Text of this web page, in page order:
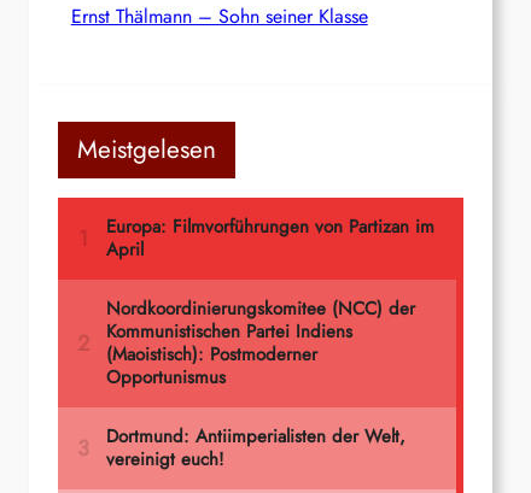
Ernst Thälmann – Sohn seiner Klasse
Meistgelesen